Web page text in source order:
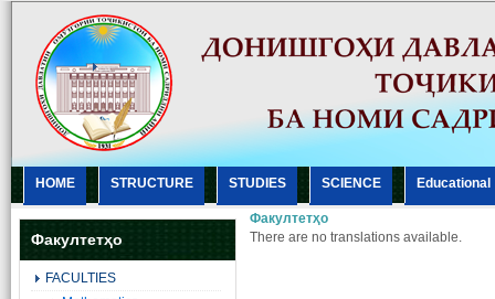
HOME STRUCTURE STUDIES SCIENCE Еducational
Факултетҳо
FACULTIES
Факултетҳо
There are no translations available.